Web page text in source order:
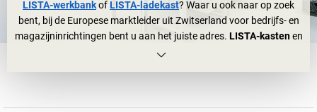
LISTA-werkbankofLISTA-ladekast? Waar u ook naar op zoek
bent, bij de Europese marktleider uit Zwitserland voor bedrijfs- en
magazijninrichtingen bent u aan het juiste adres. LISTA-kastenen
zijn bij ruim 100.000 ondernemingen over de